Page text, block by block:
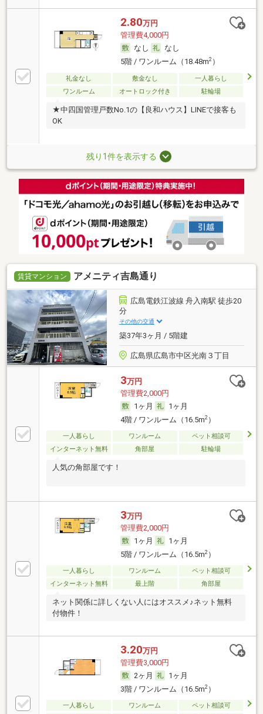
2.80万円
管理費4,000円
なし
なし
5階 / ワンルーム（18.48m2）
礼金なし 敷金なし
一人暮らし
ワンルーム
オートロック付き 駐輪場
★中四国管理戸数No.1の【良和ハウス】LINEで接客も
OK
残り1件を表示する
賃貸マンション アメニティ吉島通り
広島電鉄江波線 舟入南駅 徒歩20
分
その他の交通
築37年3ヶ月 / 5階建
広島県広島市中区光南３丁目
3万円
管理費2,000円
1ヶ月
1ヶ月
4階 / ワンルーム（16.5m2）
一人暮らし ワンルーム
ペット相談可
インターネット無料
角部屋 駐輪場
人気の角部屋です！
3万円
管理費2,000円
1ヶ月
1ヶ月
5階 / ワンルーム（16.5m2）
一人暮らし ワンルーム
ペット相談可
インターネット無料
最上階 角部屋
ネット関係に詳しくない人にはオススメ♪ネット無料
付物件！
3.20万円
管理費3,000円
2ヶ月
1ヶ月
3階 / ワンルーム（16.5m2）
一人暮らし ワンルーム
ペット相談可